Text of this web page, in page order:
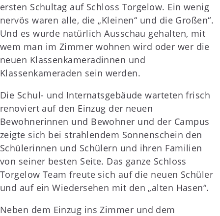
ersten Schultag auf Schloss Torgelow. Ein wenig
nervös waren alle, die „Kleinen“ und die Großen“.
Und es wurde natürlich Ausschau gehalten, mit
wem man im Zimmer wohnen wird oder wer die
neuen Klassenkameradinnen und
Klassenkameraden sein werden.
Die Schul- und Internatsgebäude warteten frisch
renoviert auf den Einzug der neuen
Bewohnerinnen und Bewohner und der Campus
zeigte sich bei strahlendem Sonnenschein den
Schülerinnen und Schülern und ihren Familien
von seiner besten Seite. Das ganze Schloss
Torgelow Team freute sich auf die neuen Schüler
und auf ein Wiedersehen mit den „alten Hasen“.
Neben dem Einzug ins Zimmer und dem